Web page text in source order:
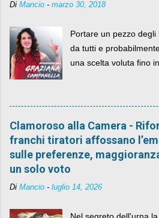
Di Mancio - marzo 30, 2018
Portare un pezzo
da tutti e
una scelta voluta fino
Clamoroso alla Camera -
franchi tiratori affossano
sulle preferenze,
un solo voto
Di Mancio - luglio 14, 2026